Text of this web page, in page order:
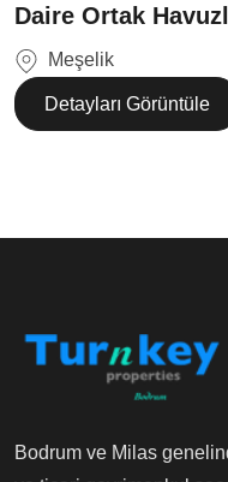
Daire Ortak
Meşelik
Detayları Görüntüle
Bodrum ve Milas